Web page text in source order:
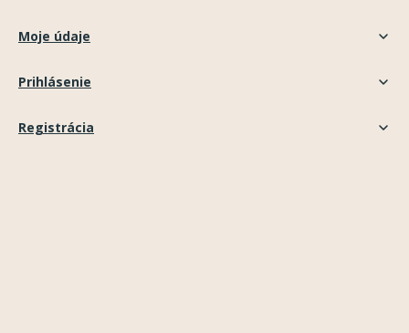
Moje údaje
Prihlásenie
Registrácia